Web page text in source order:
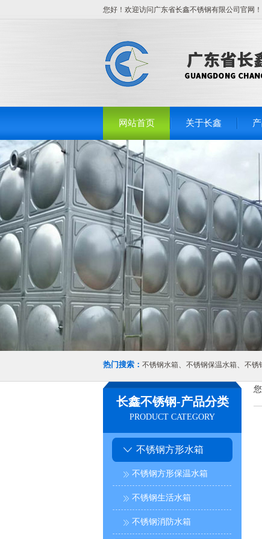
您好！欢迎访问广东省长鑫不锈钢有限公司官网！
网站首页 关于长鑫
热门搜索： 不锈钢水箱、 不锈钢保温水箱、 不锈
长鑫不锈钢-产品分类
PRODUCT CATEGORY
不锈钢方形水箱
不锈钢方形保温水箱
不锈钢生活水箱
不锈钢消防水箱